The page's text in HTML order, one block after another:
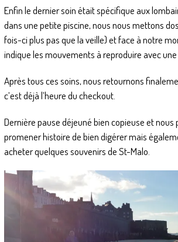
Enfin le dernier soin était spécifique aux
dans une petite piscine, nous nous mettons
fois-ci plus pas que la veille) et face à notre
indique les mouvements à reproduire avec une
Après tous ces soins, nous retournons
c’est déjà l’heure du checkout.
Dernière pause déjeuné bien copieuse et nous
promener histoire de bien digérer mais
acheter quelques souvenirs de St-Malo.